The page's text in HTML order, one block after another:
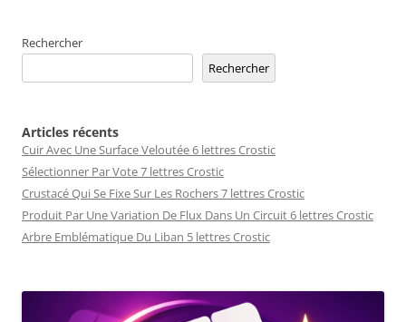
Rechercher
Rechercher
Articles récents
Cuir Avec Une Surface Veloutée 6 lettres Crostic
Sélectionner Par Vote 7 lettres Crostic
Crustacé Qui Se Fixe Sur Les Rochers 7 lettres Crostic
Produit Par Une Variation De Flux Dans Un Circuit 6 lettres Crostic
Arbre Emblématique Du Liban 5 lettres Crostic